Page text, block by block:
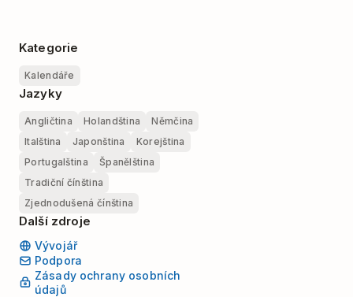
Kategorie
Kalendáře
Jazyky
Angličtina Holandština
Němčina
Italština
Japonština
Korejština
Portugalština
Španělština
Tradiční čínština
Zjednodušená čínština
Další zdroje
Vývojář
Podpora
Zásady ochrany osobních
údajů